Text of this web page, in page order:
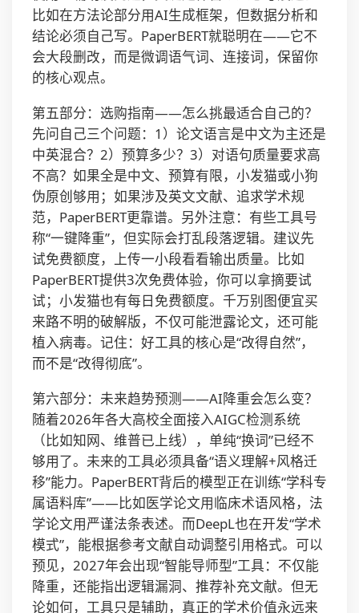
比如在方法论部分用AI生成框架，但数据分析和
结论必须自己写。PaperBERT就聪明在——它不
会大段删改，而是微调语气词、连接词，保留你
的核心观点。
第五部分：选购指南——怎么挑最适合自己的？
先问自己三个问题：1）论文语言是中文为主还是
中英混合？2）预算多少？3）对语句质量要求高
不高？如果全是中文、预算有限，小发猫或小狗
伪原创够用；如果涉及英文文献、追求学术规
范，PaperBERT更靠谱。另外注意：有些工具号
称“一键降重”，但实际会打乱段落逻辑。建议先
试免费额度，上传一小段看看输出质量。比如
PaperBERT提供3次免费体验，你可以拿摘要试
试；小发猫也有每日免费额度。千万别图便宜买
来路不明的破解版，不仅可能泄露论文，还可能
植入病毒。记住：好工具的核心是“改得自然”，
而不是“改得彻底”。
第六部分：未来趋势预测——AI降重会怎么变？
随着2026年各大高校全面接入AIGC检测系统
（比如知网、维普已上线），单纯“换词”已经不
够用了。未来的工具必须具备“语义理解+风格迁
移”能力。PaperBERT背后的模型正在训练“学科专
属语料库”——比如医学论文用临床术语风格，法
学论文用严谨法条表述。而DeepL也在开发“学术
模式”，能根据参考文献自动调整引用格式。可以
预见，2027年会出现“智能导师型”工具：不仅能
降重，还能指出逻辑漏洞、推荐补充文献。但无
论如何，工具只是辅助，真正的学术价值永远来